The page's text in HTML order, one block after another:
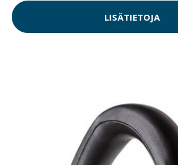
LISÄTIETOJA